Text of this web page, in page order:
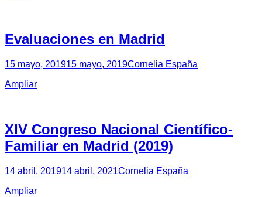
Evaluaciones en Madrid
15 mayo, 201915 mayo, 2019Cornelia España
Ampliar
XIV Congreso Nacional Científico-
Familiar en Madrid (2019)
14 abril, 201914 abril, 2021Cornelia España
Ampliar